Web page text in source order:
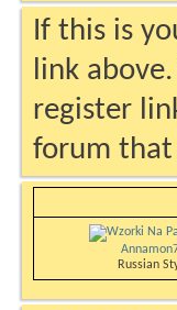
If this is
link
register
forum
Russian